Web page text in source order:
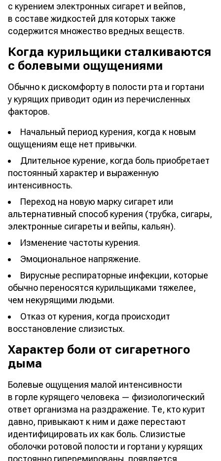
с курением электронных сигарет и вейпов,
в составе жидкостей для которых также
содержится множество вредных веществ.
Когда курильщики сталкиваются
с болевыми ощущениями
Обычно к дискомфорту в полости рта и гортани
у курящих приводит один из перечисленных
факторов.
Начальный период курения, когда к новым
ощущениям еще нет привычки.
Длительное курение, когда боль приобретает
постоянный характер и выраженную
интенсивность.
Переход на новую марку сигарет или
альтернативный способ курения (трубка, сигары,
электронные сигареты и вейпы, кальян).
Изменение частоты курения.
Эмоциональное напряжение.
Вирусные респираторные инфекции, которые
обычно переносятся курильщиками тяжелее,
чем некурящими людьми.
Отказ от курения, когда происходит
восстановление слизистых.
Характер боли от сигаретного
дыма
Болевые ощущения малой интенсивности
в горле курящего человека — физиологический
ответ организма на раздражение. Те, кто курит
давно, привыкают к ним и даже перестают
идентифицировать их как боль. Слизистые
оболочки ротовой полости и гортани у курящих
постоянно гиперемированы, появляется